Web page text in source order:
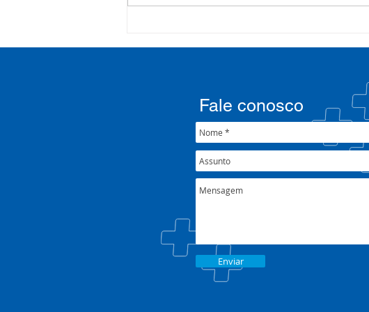
SETEC, realiza Assembleia e
Enviar
Fale conosco